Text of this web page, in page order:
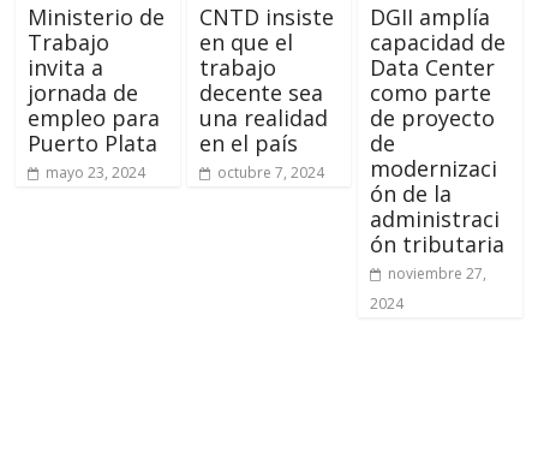
Ministerio de
Trabajo
invita a
jornada de
empleo para
Puerto Plata
mayo 23, 2024
CNTD insiste
en que el
trabajo
decente sea
una realidad
en el país
octubre 7, 2024
DGII amplía
capacidad de
Data Center
como parte
de proyecto
de
modernizaci
ón de la
administraci
ón tributaria
noviembre 27,
2024